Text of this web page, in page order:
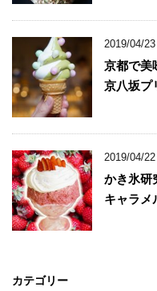
2019/04/23
京都で美
京八坂プ
2019/04/22
かき氷研
キャラメ
カテゴリー